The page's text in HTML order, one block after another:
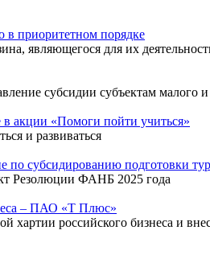
в приоритетном порядке
являющегося для их
субсидии субъектам
акции «Помоги пойти учиться»
и развиваться
субсидированию подготовки
Резолюции ФАНБ 2025 года
– ПАО «Т Плюс»
российского бизнеса и